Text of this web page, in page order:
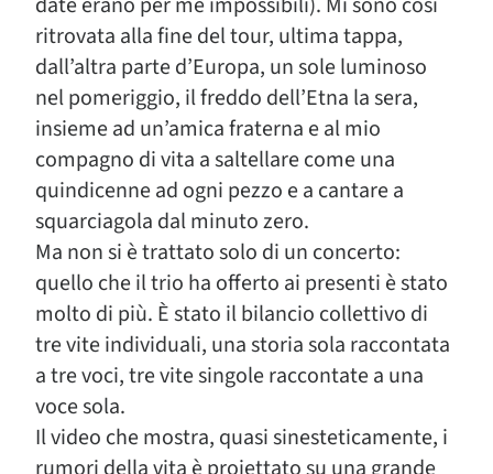
ritrovata alla fine del tour, ultima tappa,
dall’altra parte d’Europa, un sole luminoso
nel pomeriggio, il freddo dell’Etna la sera,
insieme ad un’amica fraterna e al mio
compagno di vita a saltellare come una
quindicenne ad ogni pezzo e a cantare a
squarciagola dal minuto zero.
Ma non si è trattato solo di un concerto:
quello che il trio ha offerto ai presenti è stato
molto di più. È stato il bilancio collettivo di
tre vite individuali, una storia sola raccontata
a tre voci, tre vite singole raccontate a una
voce sola.
Il video che mostra, quasi sinesteticamente, i